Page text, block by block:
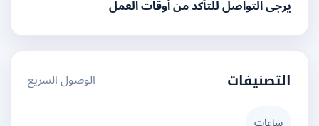
يرجى التواصل للتأكد من أوقات العمل
التصنيفات الوصول السريع